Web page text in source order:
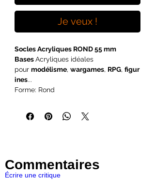
Je veux !
Socles Acryliques ROND 55 mm
BasesAcryliques idéales
pour modélisme, wargames, RPG, figur
ines...
Forme: Rond
Contenu: 5 socles
Commentaires
Écrire une critique